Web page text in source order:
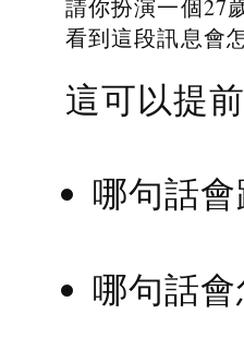
請你扮演一個27
看到這段訊息會
這可以提
哪句話
哪句話